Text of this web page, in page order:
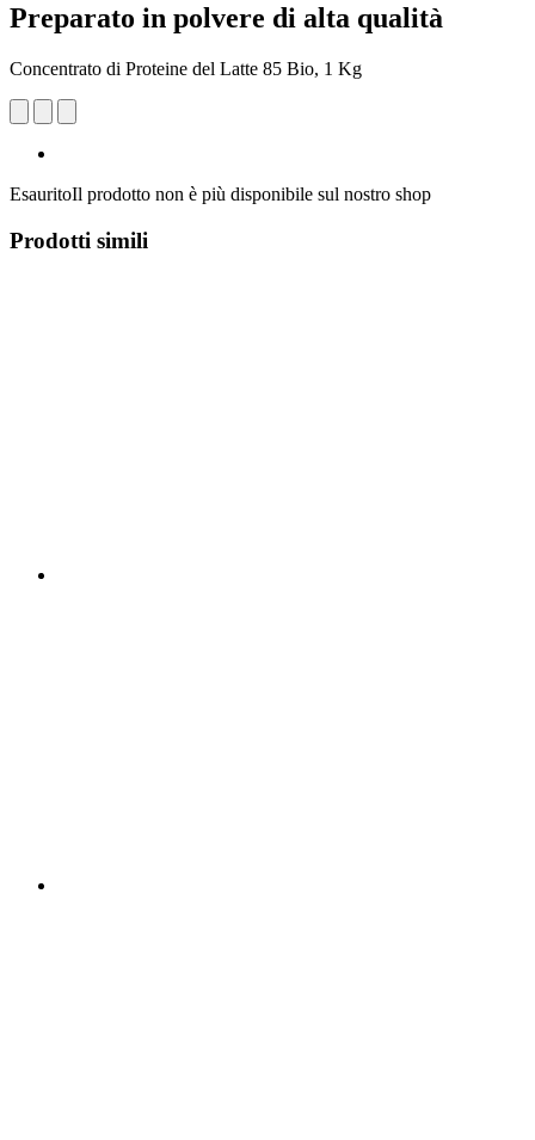
Preparato in polvere di alta qualità
Concentrato di Proteine del Latte 85 Bio, 1 Kg
EsauritoIl prodotto non è più disponibile sul nostro shop
Prodotti simili